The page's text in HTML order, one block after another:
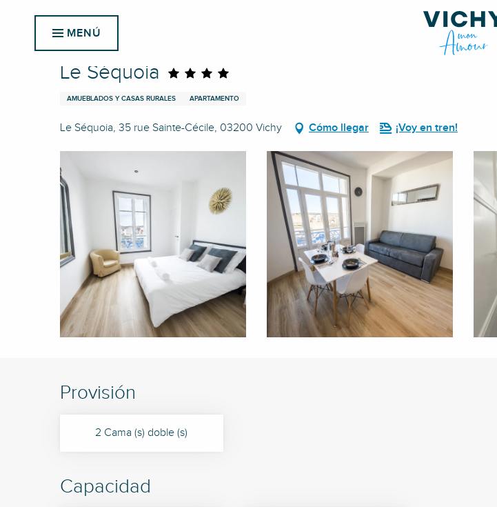
MENÚ
Inicio Le Séquoia
Le Séquoia
AMUEBLADOS Y CASAS RURALES APARTAMENTO
Le Séquoia, 35 rue Sainte-Cécile, 03200 Vichy Cómo llegar ¡Voy en tren!
Provisión
2 Cama (s) doble (s)
Capacidad